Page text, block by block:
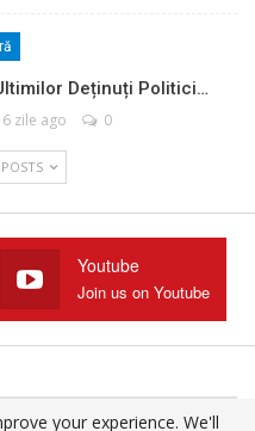
Deținuți Politici…
6 zile ago 0
Youtube
Join us on Youtube
your experience. We'll